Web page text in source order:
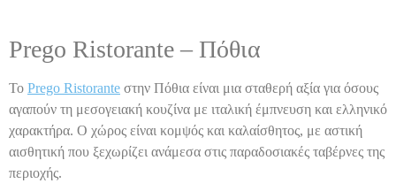
Prego Ristorante – Πόθια
Το Prego Ristorante στην Πόθια είναι μια σταθερή αξία για όσους
αγαπούν τη μεσογειακή κουζίνα με ιταλική έμπνευση και ελληνικό
χαρακτήρα. Ο χώρος είναι κομψός και καλαίσθητος, με αστική
αισθητική που ξεχωρίζει ανάμεσα στις παραδοσιακές ταβέρνες της
περιοχής.